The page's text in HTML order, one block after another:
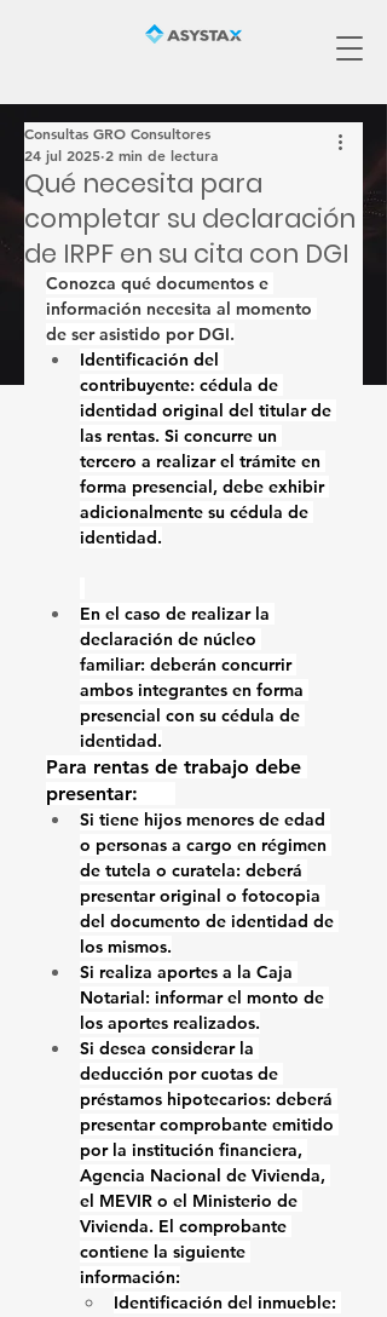
Qué necesita para
completar su declaración
de IRPF en su cita con DGI
Consultas GRO Consultores
24 jul 2025 2 min de lectura
Conozca qué documentos e
información necesita al momento
de ser asistido por DGI.
Identificación del
contribuyente: cédula de
identidad original del titular de
las rentas. Si concurre un
tercero a realizar el trámite en
forma presencial, debe exhibir
adicionalmente su cédula de
identidad.
En el caso de realizar la
declaración de núcleo
familiar: deberán concurrir
ambos integrantes en forma
presencial con su cédula de
identidad.
Para rentas de trabajo debe
presentar:
Si tiene hijos menores de edad
o personas a cargo en régimen
de tutela o curatela: deberá
presentar original o fotocopia
del documento de identidad de
los mismos.
Si realiza aportes a la Caja
Notarial: informar el monto de
los aportes realizados.
Si desea considerar la
deducción por cuotas de
préstamos hipotecarios: deberá
presentar comprobante emitido
por la institución financiera,
Agencia Nacional de Vivienda,
el MEVIR o el Ministerio de
Vivienda. El comprobante
contiene la siguiente
información:
Identificación del inmueble: